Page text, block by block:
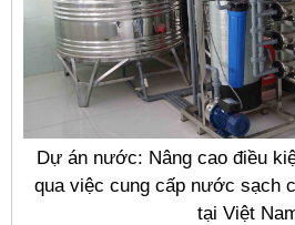
Dự án nước: Nâng cao điều
qua việc cung cấp nước sạch
tại Việt